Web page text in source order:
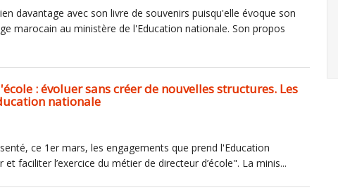
davantage avec son livre de souvenirs puisqu'elle évoque son
marocain au ministère de l'Education nationale. Son propos
: évoluer sans créer de nouvelles structures. Les
nationale
ce 1er mars, les engagements que prend l'Education
faciliter l’exercice du métier de directeur d’école". La minis...